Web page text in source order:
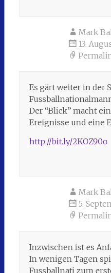
Mark
13.
Es gärt weiter in der
Der “Blick” macht
Ereignisse und eine
http://bit.ly/2KOZ90o
Mark
5.
Inzwischen ist es
In wenigen Tagen
Fussballnati zum